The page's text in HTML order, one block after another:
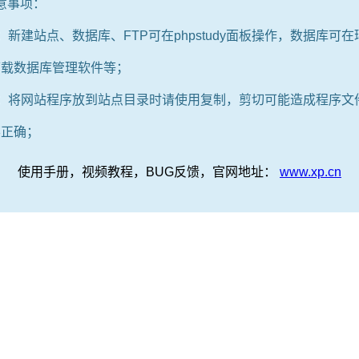
事项：
新建站点、数据库、FTP可在phpstudy面板操作，数据库可在
数据库管理软件等；
将网站程序放到站点目录时请使用复制，剪切可能造成程序文
确；
使用手册，视频教程，BUG反馈，官网地址： www.xp.cn